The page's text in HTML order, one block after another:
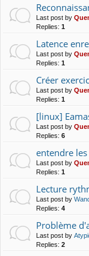
Last post by
Replies: 1
Latence
Last post by
Replies: 1
Créer
Last post by
Replies: 1
[linux]
Last post by
Replies: 6
entendre
Last post by
Replies: 1
Lecture
Last post by
Replies: 4
Problème
Last post by
Replies: 2